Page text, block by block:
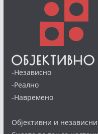
-Независно
-Реално
-Навремено
Објективни и